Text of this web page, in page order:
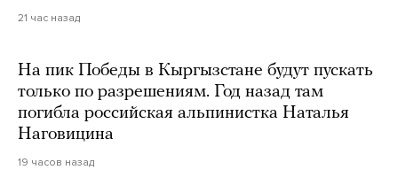
21 час назад
На пик Победы в Кыргызстане будут пускать
только по разрешениям. Год назад там
погибла российская альпинистка Наталья
Наговицина
19 часов назад